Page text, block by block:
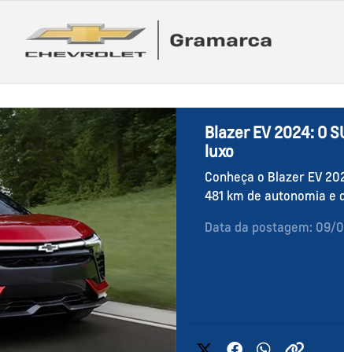
Blazer EV 2024: O
luxo
Conheça o Blazer EV
481 km de autonomia e
Data da postagem: 09/